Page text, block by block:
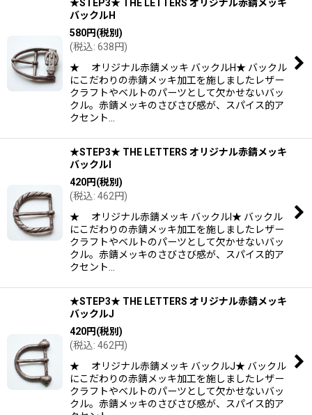
★STEP3★ THE LETTERS オリジナル赤錆メッキ
バックルH
580円(税別)
(税込: 638円)
★ オリジナル赤錆メッキ バックルH★ バックル
にこだわりの赤錆メッキ加工を施しましたレザー
クラフトやベルトのパーツとして欠かせないバッ
クル。赤錆メッキのさびさび感が、スパイス的ア
クセント…
★STEP3★ THE LETTERS オリジナル赤錆メッキ
バックルI
420円(税別)
(税込: 462円)
★ オリジナル赤錆メッキ バックルI★ バックル
にこだわりの赤錆メッキ加工を施しましたレザー
クラフトやベルトのパーツとして欠かせないバッ
クル。赤錆メッキのさびさび感が、スパイス的ア
クセント…
★STEP3★ THE LETTERS オリジナル赤錆メッキ
バックルJ
420円(税別)
(税込: 462円)
★ オリジナル赤錆メッキ バックルJ★ バックル
にこだわりの赤錆メッキ加工を施しましたレザー
クラフトやベルトのパーツとして欠かせないバッ
クル。赤錆メッキのさびさび感が、スパイス的ア